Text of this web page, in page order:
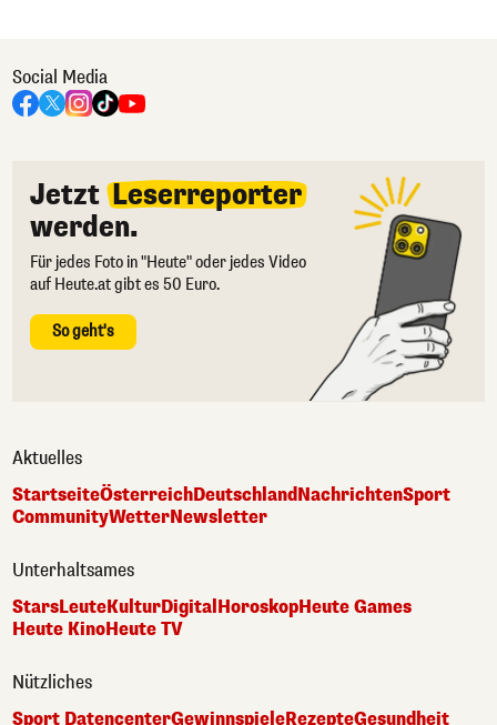
Social Media
Jetzt Leserreporter
werden.
Für jedes Foto in "Heute" oder jedes Video
auf Heute.at gibt es 50 Euro.
So geht's
Aktuelles
StartseiteÖsterreichDeutschlandNachrichtenSport
CommunityWetterNewsletter
Unterhaltsames
StarsLeuteKulturDigital HoroskopHeute Games
Heute KinoHeute TV
Nützliches
Sport DatencenterGewinnspieleRezepteGesundheit